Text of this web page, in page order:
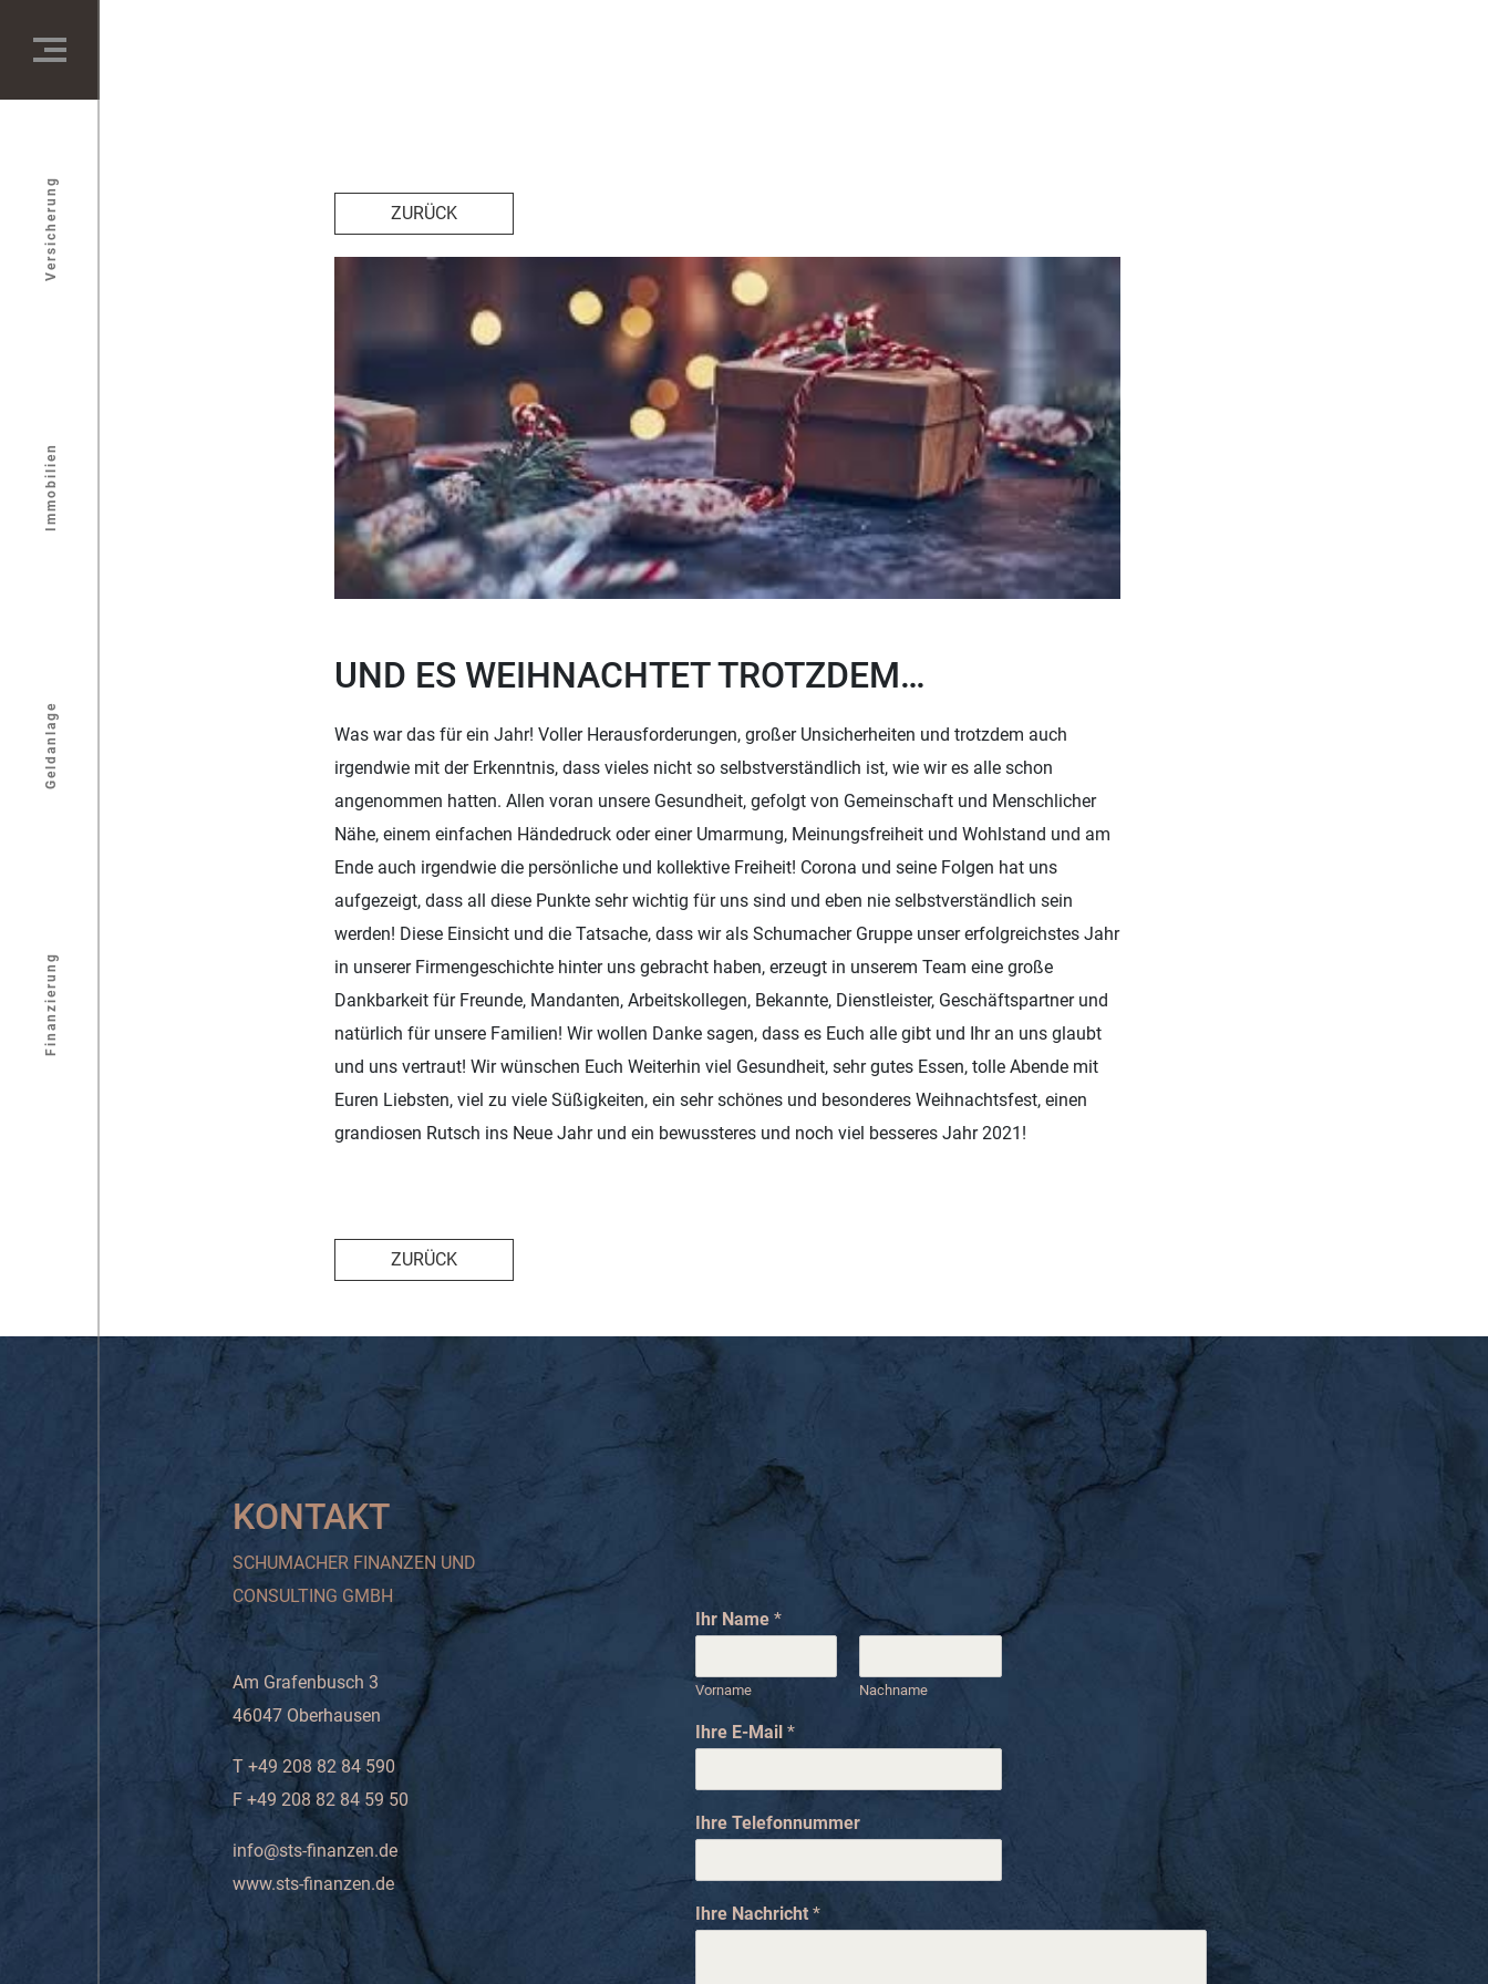
Finanzierung
Geldanlage
Immobilien
Versicherung ZURÜCK
UND ES WEIHNACHTET TROTZDEM…
Was war das für ein Jahr! Voller Herausforderungen, großer Unsicherheiten und trotzdem auch
irgendwie mit der Erkenntnis, dass vieles nicht so selbstverständlich ist, wie wir es alle schon
angenommen hatten. Allen voran unsere Gesundheit, gefolgt von Gemeinschaft und Menschlicher
Nähe, einem einfachen Händedruck oder einer Umarmung, Meinungsfreiheit und Wohlstand und am
Ende auch irgendwie die persönliche und kollektive Freiheit! Corona und seine Folgen hat uns
aufgezeigt, dass all diese Punkte sehr wichtig für uns sind und eben nie selbstverständlich sein
werden! Diese Einsicht und die Tatsache, dass wir als Schumacher Gruppe unser erfolgreichstes Jahr
in unserer Firmengeschichte hinter uns gebracht haben, erzeugt in unserem Team eine große
Dankbarkeit für Freunde, Mandanten, Arbeitskollegen, Bekannte, Dienstleister, Geschäftspartner und
natürlich für unsere Familien! Wir wollen Danke sagen, dass es Euch alle gibt und Ihr an uns glaubt
und uns vertraut! Wir wünschen Euch Weiterhin viel Gesundheit, sehr gutes Essen, tolle Abende mit
Euren Liebsten, viel zu viele Süßigkeiten, ein sehr schönes und besonderes Weihnachtsfest, einen
grandiosen Rutsch ins Neue Jahr und ein bewussteres und noch viel besseres Jahr 2021!
ZURÜCK
KONTAKT
SCHUMACHER FINANZEN UND
CONSULTING GMBH
Am Grafenbusch 3
46047 Oberhausen
T +49 208 82 84 590
F +49 208 82 84 59 50
info@sts-finanzen.de
www.sts-finanzen.de
Ihr Name *
Vorname Nachname
Ihre E-Mail *
E
-
a
l
Ihre Telefonnummer
Ihre Nachricht *